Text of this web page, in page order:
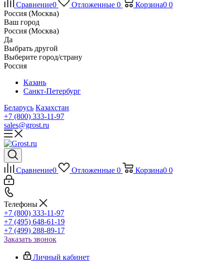
Сравнение0 Отложенные 0 Корзина0 0
Россия (Москва)
Ваш город
Россия (Москва)
Да
Выбрать другой
Выберите город/страну
Россия
Казань
Санкт-Петербург
Беларусь Казахстан
+7 (800) 333-11-97
sales@grost.ru
Сравнение0 Отложенные 0 Корзина0 0
Телефоны
+7 (800) 333-11-97
+7 (495) 648-61-19
+7 (499) 288-89-17
Заказать звонок
Личный кабинет